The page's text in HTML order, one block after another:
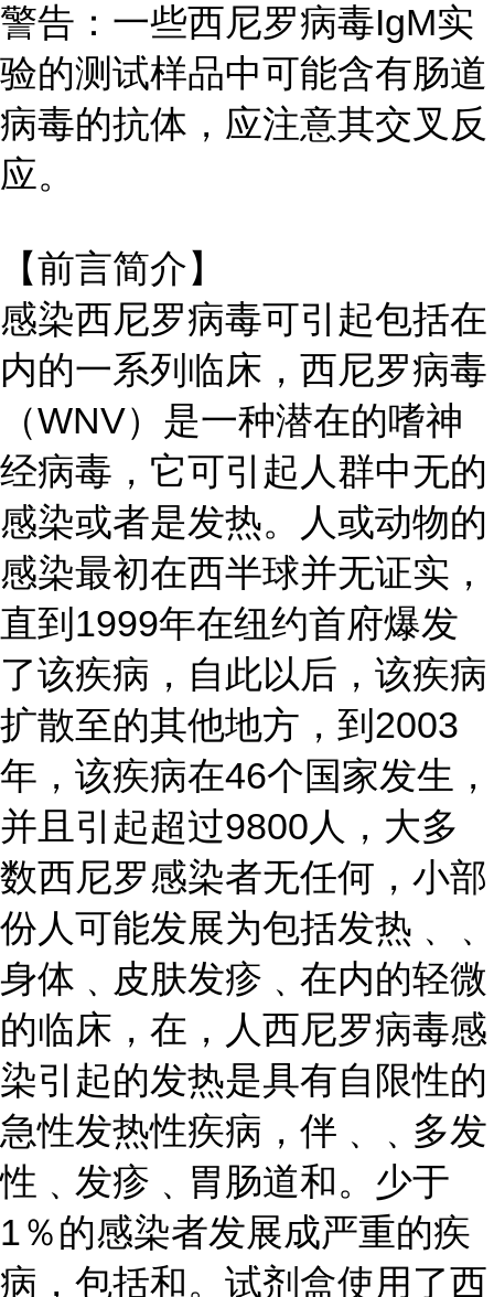
警告：一些西尼罗病毒IgM实
验的测试样品中可能含有肠道
病毒的抗体，应注意其交叉反
应。
【前言简介】
感染西尼罗病毒可引起包括在
内的一系列临床，西尼罗病毒
（WNV）是一种潜在的嗜神
经病毒，它可引起人群中无的
感染或者是发热。人或动物的
感染最初在西半球并无证实，
直到1999年在纽约首府爆发
了该疾病，自此以后，该疾病
扩散至的其他地方，到2003
年，该疾病在46个国家发生，
并且引起超过9800人，大多
数西尼罗感染者无任何，小部
份人可能发展为包括发热﹑﹑
身体﹑皮肤发疹﹑在内的轻微
的临床，在，人西尼罗病毒感
染引起的发热是具有自限性的
急性发热性疾病，伴﹑﹑多发
性﹑发疹﹑胃肠道和。少于
1％的感染者发展成严重的疾
病，包括和。试剂盒使用了西